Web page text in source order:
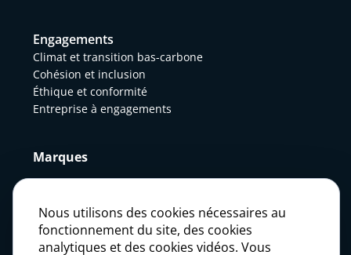
Engagements
Climat et transition bas-carbone
Cohésion et inclusion
Éthique et conformité
Entreprise à engagements
Marques
Actualités
Nous utilisons des cookies nécessaires au
fonctionnement du site, des cookies
analytiques et des cookies vidéos. Vous